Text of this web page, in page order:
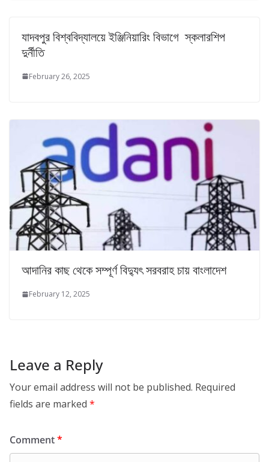
যাদবপুর বিশ্ববিদ্যালয়ে ইঞ্জিনিয়ারিং বিভাগে স্কলারশিপ
দুর্নীতি
February 26, 2025
আদানির কাছ থেকে সম্পূর্ণ বিদ্যুৎ সরবরাহ চায় বাংলাদেশ
February 12, 2025
Leave a Reply
Your email address will not be published. Required
fields are marked *
Comment*